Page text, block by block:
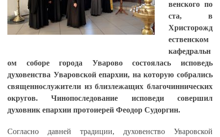
венского по
ста, в
Христорожд
ественском
кафедральн
ом соборе города Уварово состоялась исповедь
духовенства Уваровской епархии, на которую собрались
священнослужители из близлежащих благочиннических
округов. Чинопоследование исповеди совершил
духовник епархии протоиерей Феодор Судоргин.
Согласно давней традиции, духовенство Уваровской